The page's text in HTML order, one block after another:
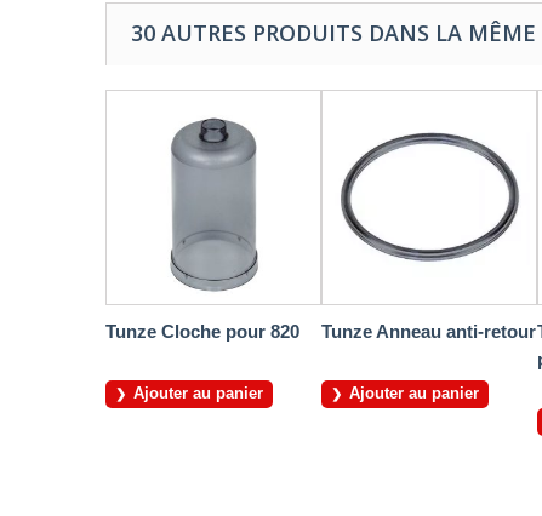
30 AUTRES PRODUITS DANS LA MÊME
Tunze Cloche pour 820
Ajouter au panier
Tunze Anneau anti-retour
Ajouter au panier